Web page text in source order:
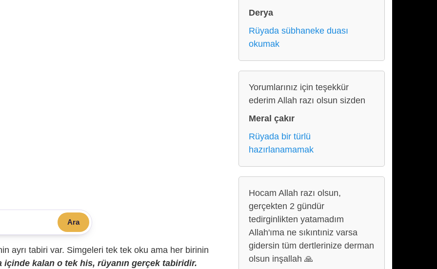
Ara
ayrı tabiri var. Simgeleri tek tek oku ama her birinin
içinde kalan o tek his, rüyanın gerçek tabiridir.
Derya
Rüyada sübhaneke duası
okumak
Yorumlarınız için teşekkür
ederim Allah razı olsun sizden
Meral çakır
Rüyada bir türlü
hazırlanamamak
Hocam Allah razı olsun,
gerçekten 2 gündür
tedirginlikten yatamadım
Allah'ıma ne sıkıntıniz varsa
gidersin tüm dertlerinize derman
olsun inşallah 🙏